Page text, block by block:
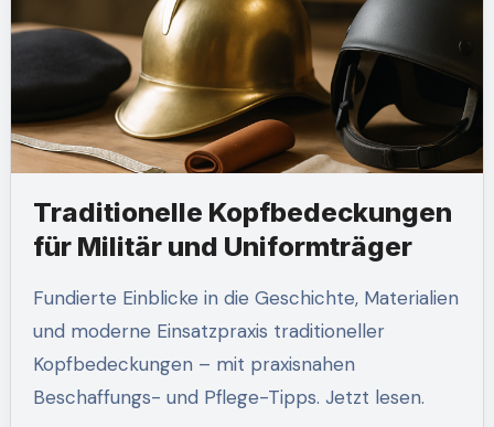
Traditionelle Kopfbedeckungen
für Militär und Uniformträger
Fundierte Einblicke in die Geschichte, Materialien
und moderne Einsatzpraxis traditioneller
Kopfbedeckungen – mit praxisnahen
Beschaffungs- und Pflege-Tipps. Jetzt lesen.